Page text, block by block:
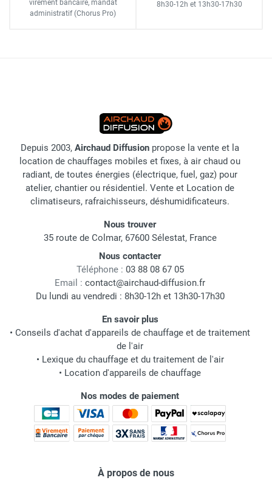
virement bancaire, mandat
administratif (Chorus Pro)
8h30-12h et 13h30-17h30
Depuis 2003, Airchaud Diffusion propose la vente et la
location de chauffages mobiles et fixes, à air chaud ou
radiant, de toutes énergies (électrique, fuel, gaz) pour
atelier, chantier ou résidentiel. Vente et Location de
climatiseurs, rafraichisseurs, déshumidificateurs.
Nous trouver
35 route de Colmar, 67600 Sélestat, France
Nous contacter
Téléphone : 03 88 08 67 05
Email : contact@airchaud-diffusion.fr
Du lundi au vendredi : 8h30-12h et 13h30-17h30
En savoir plus
• Conseils d'achat d'appareils de chauffage et de traitement
de l'air
• Lexique du chauffage et du traitement de l'air
• Location d'appareils de chauffage
Nos modes de paiement
À propos de nous